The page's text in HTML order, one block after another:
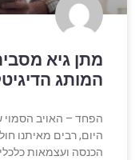
מתן גיא
המותג
הפחד – האויב הסמוי
היום, רבים מאיתנו
הכנסה ועצמאות